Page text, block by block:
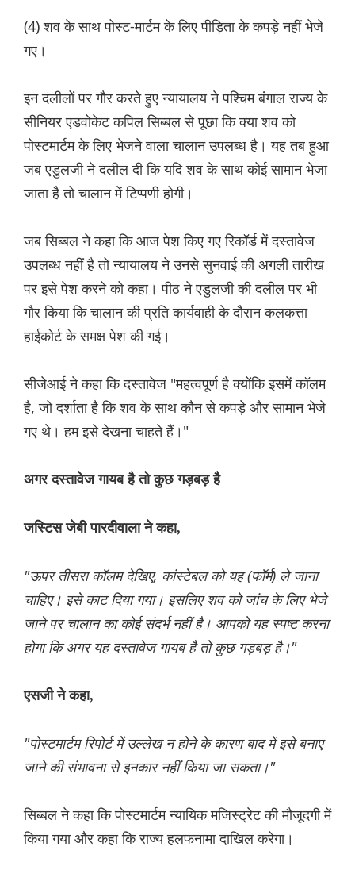
(4) शव के साथ पोस्ट-मार्टम के लिए पीड़िता के कपड़े नहीं भेजे
गए।
इन दलीलों पर गौर करते हुए न्यायालय ने पश्चिम बंगाल राज्य के
सीनियर एडवोकेट कपिल सिब्बल से पूछा कि क्या शव को
पोस्टमार्टम के लिए भेजने वाला चालान उपलब्ध है। यह तब हुआ
जब एडुलजी ने दलील दी कि यदि शव के साथ कोई सामान भेजा
जाता है तो चालान में टिप्पणी होगी।
जब सिब्बल ने कहा कि आज पेश किए गए रिकॉर्ड में दस्तावेज
उपलब्ध नहीं है तो न्यायालय ने उनसे सुनवाई की अगली तारीख
पर इसे पेश करने को कहा। पीठ ने एडुलजी की दलील पर भी
गौर किया कि चालान की प्रति कार्यवाही के दौरान कलकत्ता
हाईकोर्ट के समक्ष पेश की गई।
सीजेआई ने कहा कि दस्तावेज "महत्वपूर्ण है क्योंकि इसमें कॉलम
है, जो दर्शाता है कि शव के साथ कौन से कपड़े और सामान भेजे
गए थे। हम इसे देखना चाहते हैं।"
अगर दस्तावेज गायब है तो कुछ गड़बड़ है
जस्टिस जेबी पारदीवाला ने कहा,
"ऊपर तीसरा कॉलम देखिए, कांस्टेबल को यह (फॉर्म) ले जाना
चाहिए। इसे काट दिया गया। इसलिए शव को जांच के लिए भेजे
जाने पर चालान का कोई संदर्भ नहीं है। आपको यह स्पष्ट करना
होगा कि अगर यह दस्तावेज गायब है तो कुछ गड़बड़ है।"
एसजी ने कहा,
"पोस्टमार्टम रिपोर्ट में उल्लेख न होने के कारण बाद में इसे बनाए
जाने की संभावना से इनकार नहीं किया जा सकता।"
सिब्बल ने कहा कि पोस्टमार्टम न्यायिक मजिस्ट्रेट की मौजूदगी में
किया गया और कहा कि राज्य हलफनामा दाखिल करेगा।